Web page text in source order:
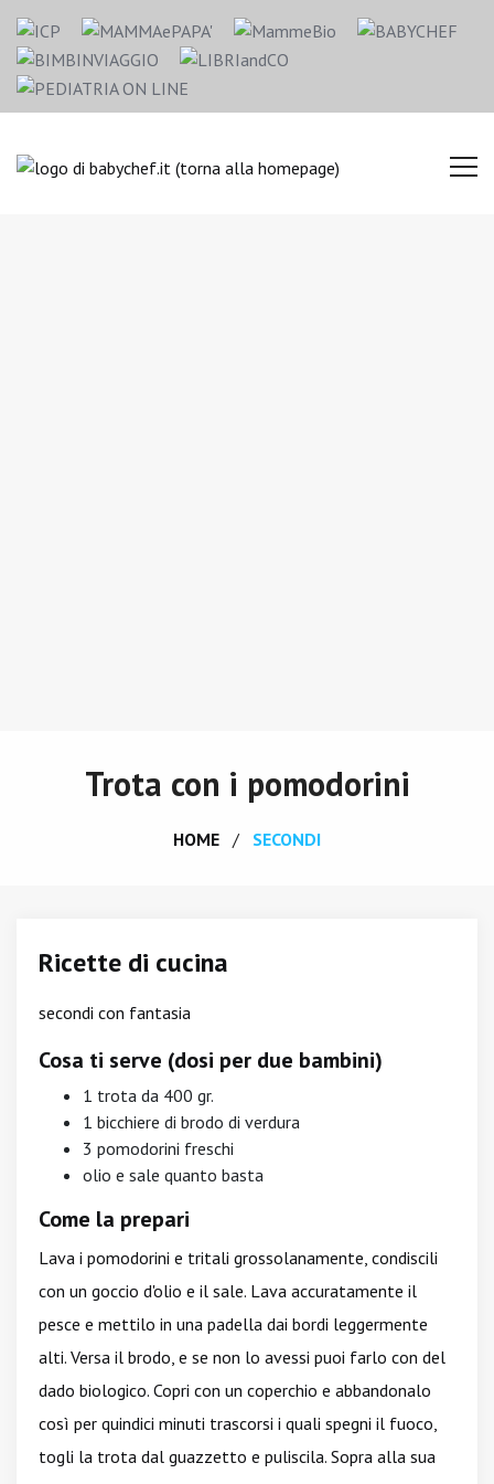
Trota con i pomodorini
HOME SECONDI
Ricette di cucina
secondi con fantasia
Cosa ti serve (dosi per due bambini)
1 trota da 400 gr.
1 bicchiere di brodo di verdura
3 pomodorini freschi
olio e sale quanto basta
Come la prepari
Lava i pomodorini e tritali grossolanamente, condiscili
con un goccio d'olio e il sale. Lava accuratamente il
pesce e mettilo in una padella dai bordi leggermente
alti. Versa il brodo, e se non lo avessi puoi farlo con del
dado biologico. Copri con un coperchio e abbandonalo
così per quindici minuti trascorsi i quali spegni il fuoco,
togli la trota dal guazzetto e puliscila. Sopra alla sua